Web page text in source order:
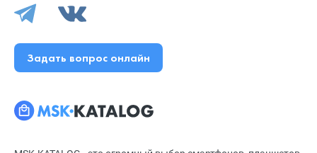
Задать вопрос онлайн